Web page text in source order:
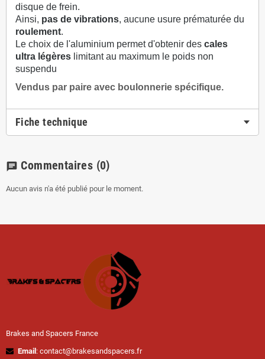
disque de frein.
Ainsi, pas de vibrations, aucune usure prématurée du
roulement.
Le choix de l'aluminium permet d'obtenir des cales
ultra légères limitant au maximum le poids non
suspendu
Vendus par paire avec boulonnerie spécifique.
Fiche technique
chat Commentaires (0)
Aucun avis n'a été publié pour le moment.
Brakes and Spacers France
Email : contact@brakesandspacers.fr